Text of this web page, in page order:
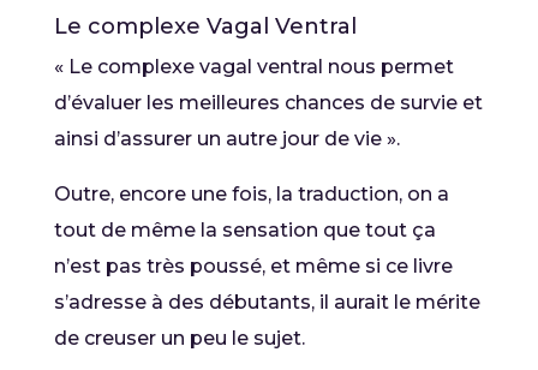
Le complexe Vagal Ventral
« Le complexe vagal ventral nous permet
d’évaluer les meilleures chances de survie et
ainsi d’assurer un autre jour de vie ».
Outre, encore une fois, la traduction, on a
tout de même la sensation que tout ça
n’est pas très poussé, et même si ce livre
s’adresse à des débutants, il aurait le mérite
de creuser un peu le sujet.